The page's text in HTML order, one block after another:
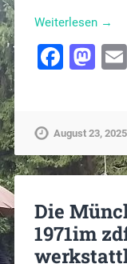
Weiterlesen →
August 23, 2025
Die
1971im